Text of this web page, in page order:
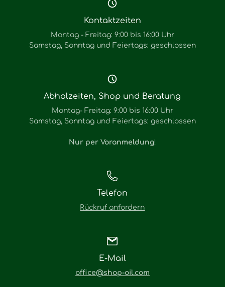
Kontaktzeiten
Montag - Freitag: 9:00 bis 16:00 Uhr
Samstag, Sonntag und Feiertags: geschlossen
Abholzeiten, Shop und Beratung
Montag- Freitag: 9:00 bis 16:00 Uhr
Samstag, Sonntag und Feiertags: geschlossen
Nur per Voranmeldung!
Telefon
Rückruf anfordern
E-Mail
office@shop-oil.com